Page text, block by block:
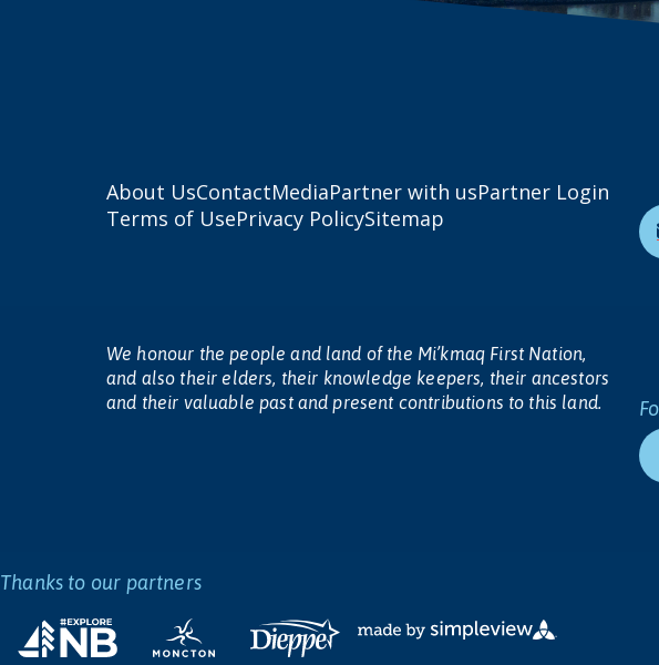
About UsContactMediaPartner with usPartner Login
Terms of UsePrivacy PolicySitemap
We honour the people and land of the Mi’kmaq First Nation,
and also their elders, their knowledge keepers, their ancestors
and their valuable past and present contributions to this land.
Thanks to our partners